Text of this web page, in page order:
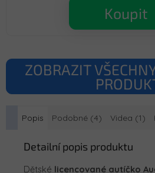
Koupit
ZOBRAZIT
Popis Podobné (4) Videa (1)
Detailní popis produktu
Dětské licencované autíčko